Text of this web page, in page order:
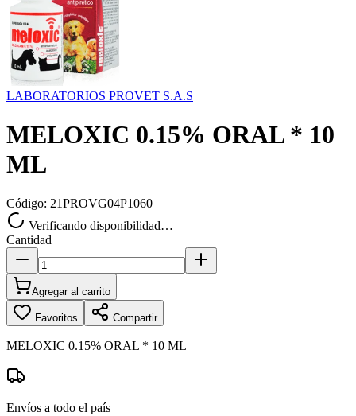
LABORATORIOS PROVET S.A.S
MELOXIC 0.15% ORAL * 10
ML
Código: 21PROVG04P1060
Verificando disponibilidad…
Cantidad
Agregar al carrito
Favoritos Compartir
MELOXIC 0.15% ORAL * 10 ML
Envíos a todo el país